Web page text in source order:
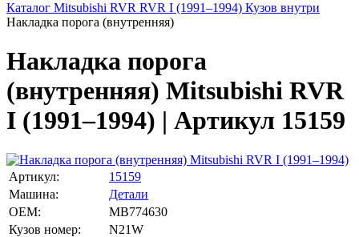
Каталог Mitsubishi RVR RVR I (1991–1994) Кузов внутри
Накладка порога (внутренняя)
Накладка порога
(внутренняя) Mitsubishi RVR
I (1991–1994) | Артикул 15159
Артикул:
15159
Машина:
Детали
OEM:
MB774630
Кузов номер:
N21W